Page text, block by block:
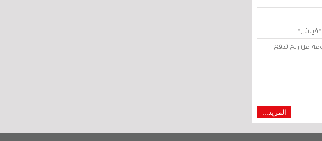
"فيتش"
من ربح تدفع
المزيد...